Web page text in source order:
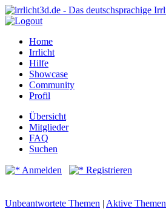
Home
Irrlicht
Hilfe
Showcase
Community
Profil
Übersicht
Mitglieder
FAQ
Suchen
Anmelden Registrieren
Unbeantwortete Themen | Aktive Themen